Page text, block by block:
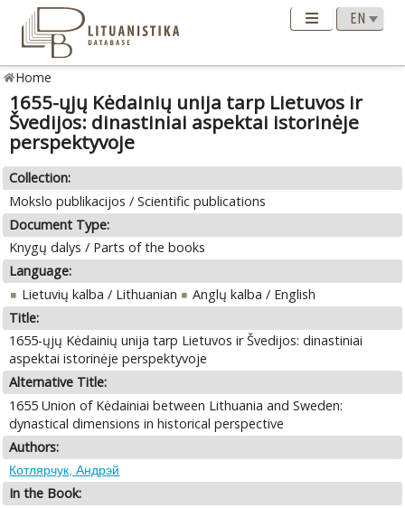
Home
1655-ųjų Kėdainių unija tarp Lietuvos ir
Švedijos: dinastiniai aspektai istorinėje
perspektyvoje
Collection:
Mokslo publikacijos / Scientific publications
Document Type:
Knygų dalys / Parts of the books
Language:
Lietuvių kalba / Lithuanian
Anglų kalba / English
Title:
1655-ųjų Kėdainių unija tarp Lietuvos ir Švedijos: dinastiniai
aspektai istorinėje perspektyvoje
Alternative Title:
1655 Union of Kėdainiai between Lithuania and Sweden:
dynastical dimensions in historical perspective
Authors:
Котлярчук, Андрэй
In the Book: